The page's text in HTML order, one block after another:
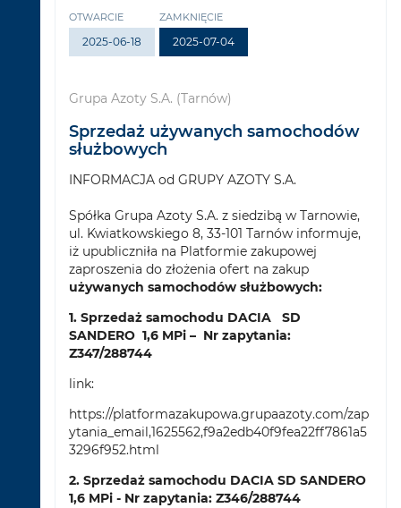
OTWARCIE
2025-06-18
ZAMKNIĘCIE
2025-07-04
Grupa Azoty S.A. (Tarnów)
Sprzedaż używanych samochodów
służbowych
INFORMACJA od GRUPY AZOTY S.A.
Spółka Grupa Azoty S.A. z siedzibą w Tarnowie,
ul. Kwiatkowskiego 8, 33-101 Tarnów informuje,
iż upubliczniła na Platformie zakupowej
zaproszenia do złożenia ofert na zakup
używanych samochodów służbowych:
1. Sprzedaż samochodu DACIA SD
SANDERO 1,6 MPi – Nr zapytania:
Z347/288744
link:
https://platformazakupowa.grupaazoty.com/zap
ytania_email,1625562,f9a2edb40f9fea22ff7861a5
3296f952.html
2. Sprzedaż samochodu DACIA SD SANDERO
1,6 MPi - Nr zapytania: Z346/288744